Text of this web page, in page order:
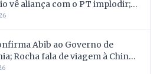
vê aliança com o PT implodir; e
vice contestado
Abib ao Governo de
Rocha fala de viagem à China;
crise: Scheid fica com o “222”